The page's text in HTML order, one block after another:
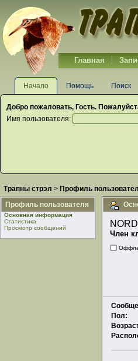
Главная
Начало Помощь Поиск
Добро пожаловать, Гость.
Имя пользователя:
Трапны стрэл > Профиль
Профиль пользователя
Основная информация
Статистика
Просмотр сообщений
NORD
Член
Пол: